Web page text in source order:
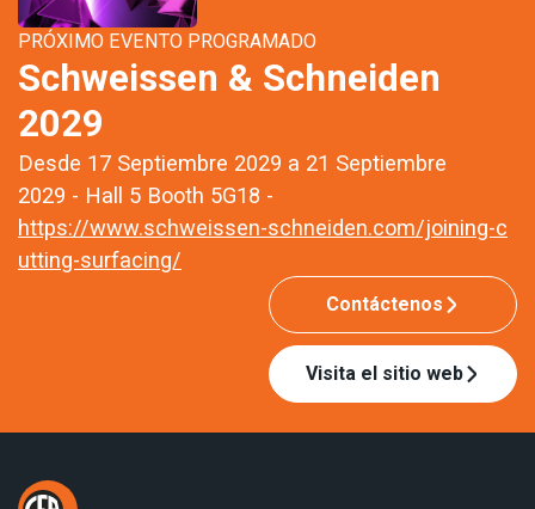
PRÓXIMO EVENTO PROGRAMADO
Schweissen & Schneiden
2029
Desde 17 Septiembre 2029 a 21 Septiembre
2029 - Hall 5 Booth 5G18 -
https://www.schweissen-schneiden.com/joining-c
utting-surfacing/
Contáctenos
Visita el sitio web